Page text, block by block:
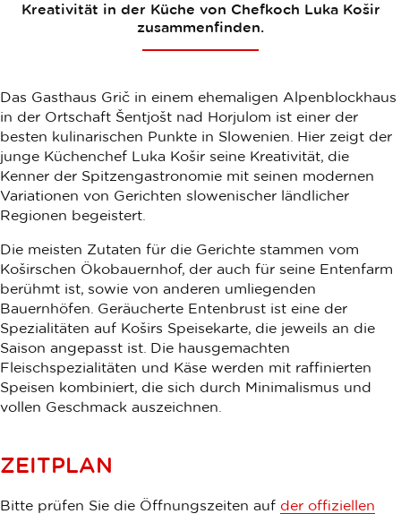
Kreativität in der Küche von Chefkoch Luka Košir
zusammenfinden.
Das Gasthaus Grič in einem ehemaligen Alpenblockhaus
in der Ortschaft Šentjošt nad Horjulom ist einer der
besten kulinarischen Punkte in Slowenien. Hier zeigt der
junge Küchenchef Luka Košir seine Kreativität, die
Kenner der Spitzengastronomie mit seinen modernen
Variationen von Gerichten slowenischer ländlicher
Regionen begeistert.
Die meisten Zutaten für die Gerichte stammen vom
Koširschen Ökobauernhof, der auch für seine Entenfarm
berühmt ist, sowie von anderen umliegenden
Bauernhöfen. Geräucherte Entenbrust ist eine der
Spezialitäten auf Koširs Speisekarte, die jeweils an die
Saison angepasst ist. Die hausgemachten
Fleischspezialitäten und Käse werden mit raffinierten
Speisen kombiniert, die sich durch Minimalismus und
vollen Geschmack auszeichnen.
ZEITPLAN
Bitte prüfen Sie die Öffnungszeiten auf der offiziellen